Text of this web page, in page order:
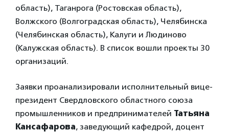
область), Таганрога (Ростовская область),
Волжского (Волгоградская область), Челябинска
(Челябинская область), Калуги и Людиново
(Калужская область). В список вошли проекты 30
организаций.
Заявки проанализировали исполнительный вице-
президент Свердловского областного союза
промышленников и предпринимателей Татьяна
Кансафарова, заведующий кафедрой, доцент